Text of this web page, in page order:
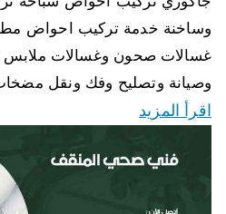
وساخنة خدمة تركيب احواض
غسالات صحون وغسالات ملابس
وصيانة وتصليح وفك ونقل
اقرأ المزيد